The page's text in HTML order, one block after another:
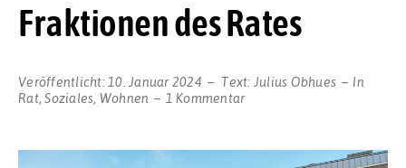
Fraktionen des Rates
Veröffentlicht: 10. Januar 2024 Text: Julius Obhues
In
Rat,Soziales, Wohnen 1 Kommentarzu